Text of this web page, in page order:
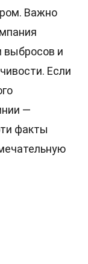
Важно
выбросов и
Если
—
факты